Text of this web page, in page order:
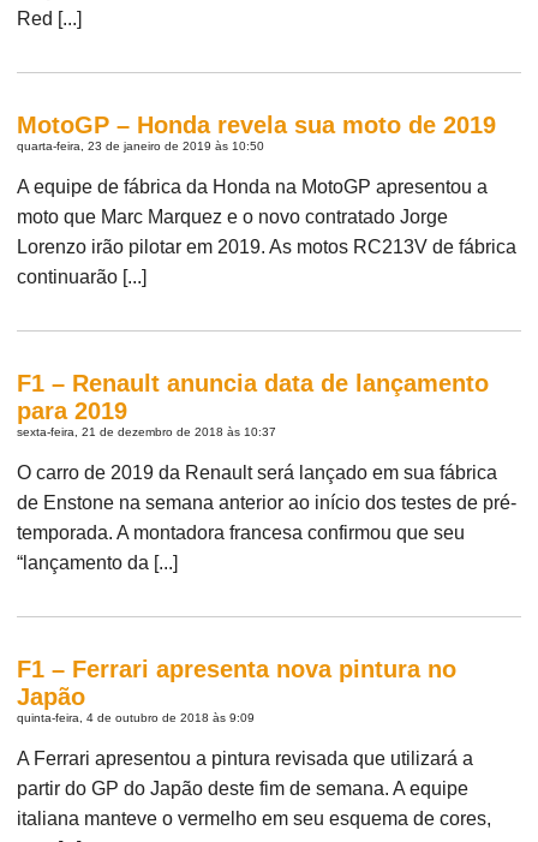
Red [...]
MotoGP – Honda revela sua moto de 2019
quarta-feira, 23 de janeiro de 2019 às 10:50
A equipe de fábrica da Honda na MotoGP apresentou a
moto que Marc Marquez e o novo contratado Jorge
Lorenzo irão pilotar em 2019. As motos RC213V de fábrica
continuarão [...]
F1 – Renault anuncia data de lançamento
para 2019
sexta-feira, 21 de dezembro de 2018 às 10:37
O carro de 2019 da Renault será lançado em sua fábrica
de Enstone na semana anterior ao início dos testes de pré-
temporada. A montadora francesa confirmou que seu
“lançamento da [...]
F1 – Ferrari apresenta nova pintura no
Japão
quinta-feira, 4 de outubro de 2018 às 9:09
A Ferrari apresentou a pintura revisada que utilizará a
partir do GP do Japão deste fim de semana. A equipe
italiana manteve o vermelho em seu esquema de cores,